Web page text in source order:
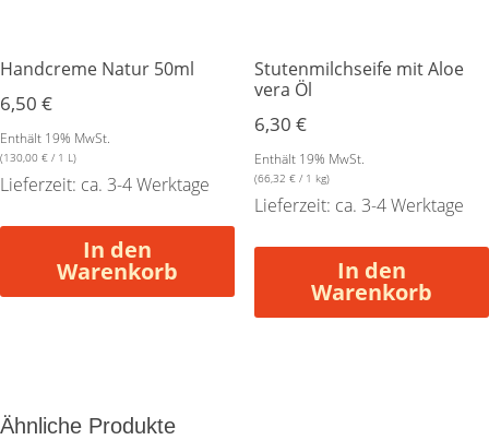
Handcreme Natur 50ml
6,50 €
Enthält 19% MwSt.
(130,00 € / 1 L)
Lieferzeit: ca. 3-4 Werktage
In den
Warenkorb
Stutenmilchseife mit Aloe
vera Öl
6,30 €
Enthält 19% MwSt.
(66,32 €/ 1 kg)
Lieferzeit: ca. 3-4 Werktage
In den
Warenkorb
Ähnliche Produkte